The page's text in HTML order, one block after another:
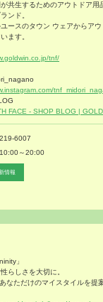
共生するためのアウトドア用
ンド。
ースのタウン ウェアからアウ
ます。
tnf/
FACE - SHOP BLOG |
6007
10:00～20:00
情報
」
らしさを大切に。
なただけのマイスタイルを提